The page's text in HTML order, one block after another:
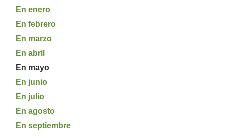
En enero
En febrero
En marzo
En abril
En mayo
En junio
En julio
En agosto
En septiembre